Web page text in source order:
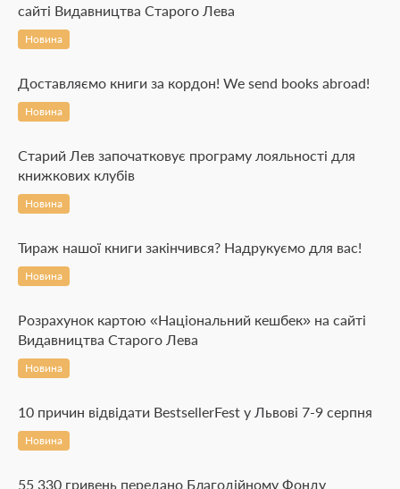
сайті Видавництва Старого Лева
Новина
Доставляємо книги за кордон! We send books abroad!
Новина
Старий Лев започатковує програму лояльності для
книжкових клубів
Новина
Тираж нашої книги закінчився? Надрукуємо для вас!
Новина
Розрахунок картою «Національний кешбек» на сайті
Видавництва Старого Лева
Новина
10 причин відвідати BestsellerFest у Львові 7-9 серпня
Новина
55 330 гривень передано Благодійному Фонду